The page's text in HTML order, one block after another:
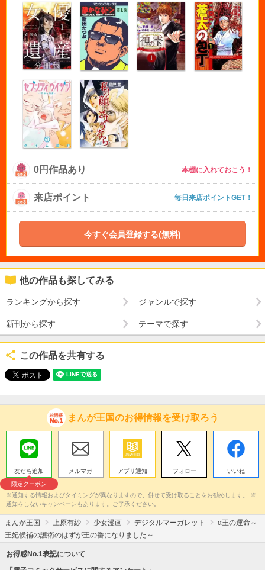
0円作品あり 本棚に入れておこう！
来店ポイント 毎日来店ポイントGET！
今すぐ会員登録する(無料)
他の作品も探してみる
ランキングから探す ジャンルで探す
新刊から探す テーマで探す
この作品を共有する
まんが王国のお得情報を受け取ろう
友だち追加
限定クーポン
メルマガ アプリ通知 フォロー いいね
※通知する情報およびタイミングが異なりますので、併せて受け取ることをお勧めします。 ※
通知をしないキャンペーンもあります。ご了承ください。
まんが王国 上原有紗 少女漫画 デジタルマーガレット
α王の運命～
王妃候補の護衛のはずが王の番になりました～
お得感No.1表記について